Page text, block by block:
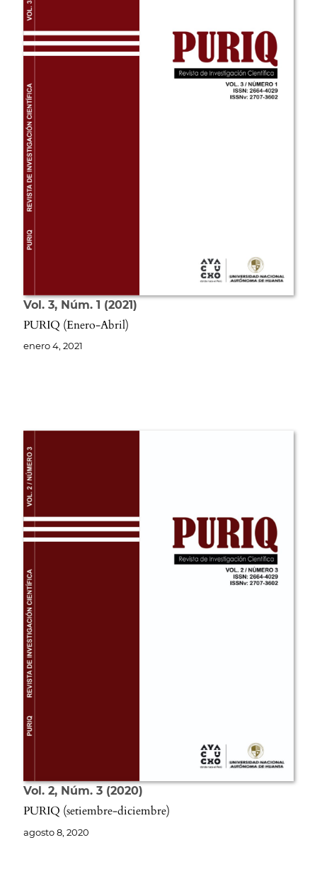
Vol. 3 Núm. 1 2021
PURIQ (Enero-Abril)
enero 4, 2021
Vol. 2 Núm. 3 2020
PURIQ (setiembre-diciembre)
agosto 8, 2020